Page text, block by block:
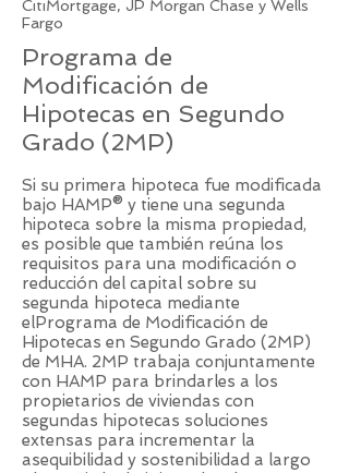
CitiMortgage, JP Morgan Chase y Wells
Fargo
Programa de
Modificación de
Hipotecas en Segundo
Grado (2MP)
Si su primera hipoteca fue modificada
bajo HAMP® y tiene una segunda
hipoteca sobre la misma propiedad,
es posible que también reúna los
requisitos para una modificación o
reducción del capital sobre su
segunda hipoteca mediante
elPrograma de Modificación de
Hipotecas en Segundo Grado (2MP)
de MHA. 2MP trabaja conjuntamente
con HAMP para brindarles a los
propietarios de viviendas con
segundas hipotecas soluciones
extensas para incrementar la
asequibilidad y sostenibilidad a largo